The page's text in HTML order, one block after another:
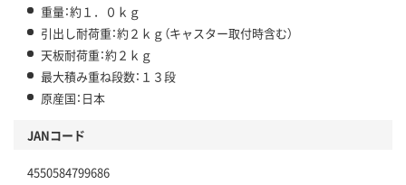
重量：約１．０ｋｇ
引出し耐荷重：約２ｋｇ（キャスター取付時含む）
天板耐荷重：約２ｋｇ
最大積み重ね段数：１３段
原産国：日本
JANコード
4550584799686